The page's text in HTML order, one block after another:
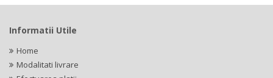
Informatii Utile
Home
Modalitati livrare